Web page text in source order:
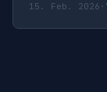
traditionelle
15. Feb. 2026 ·